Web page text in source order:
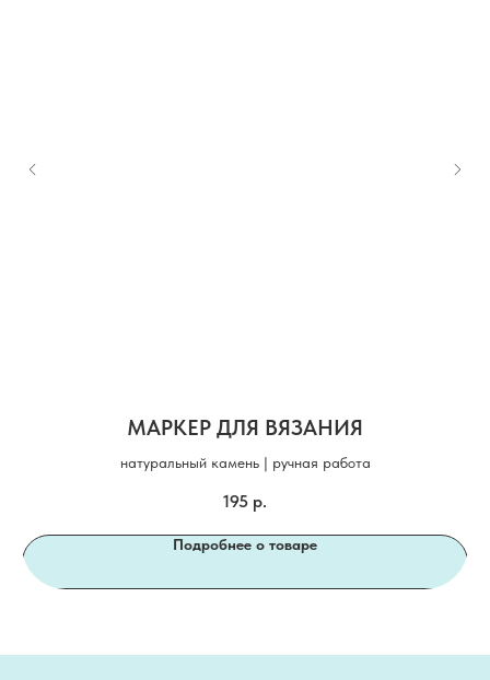
МАРКЕР ДЛЯ ВЯЗАНИЯ
натуральный камень | ручная работа
195 р.
Подробнее о товаре